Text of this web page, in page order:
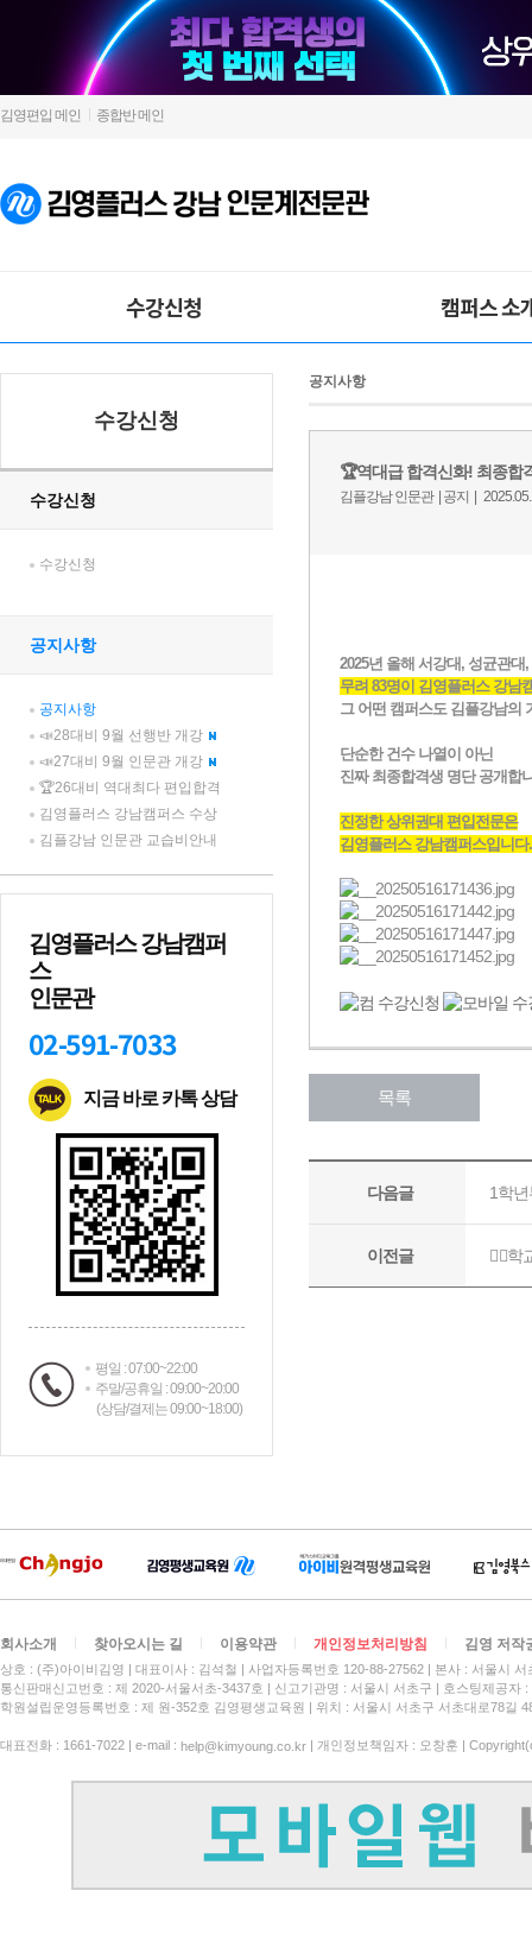
김영편입 메인 종합반 메인
수강신청 캠퍼스 소
수강신청
수강신청
수강신청
공지사항
공지사항
📣28대비 9월 선행반 개강
📣27대비 9월 인문관 개강
🏆26대비 역대최다 편입합격
김영플러스 강남캠퍼스 수상
김플강남 인문관 교습비안내
김영플러스 강남캠퍼
스
인문관
02-591-7033
지금 바로 카톡 상담
평일 : 07:00~22:00
주말/공휴일 : 09:00~20:00
(상담/결제는 09:00~18:00)
공지사항
회사소개 찾아오시는 길 이용약관 개인정보처리방침 김영 저작
상호 : (주)아이비김영 대표이사 : 김석철 사업자등록번호 120-88-27562
본사 : 서울시
통신판매신고번호 : 제 2020-서울서초-3437호
신고기관명 : 서울시 서초구
호스팅제공자
학원설립운영등록번호 : 제 원-352호 김영평생교육원 | 위치 : 서울시 서초구 서초대로78길
대표전화 : 1661-7022 | e-mail : help@kimyoung.co.kr | 개인정보책임자 : 오창훈 |